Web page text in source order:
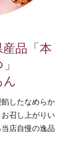
品「本
ん
したなめらか
召し上がりい
店自慢の逸品